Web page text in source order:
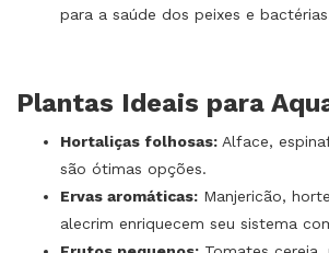
para a saúde dos peixes e
Plantas Ideais para
Hortaliças folhosas: Alface,
são ótimas opções.
Ervas aromáticas: Manjericão,
alecrim enriquecem seu sistema